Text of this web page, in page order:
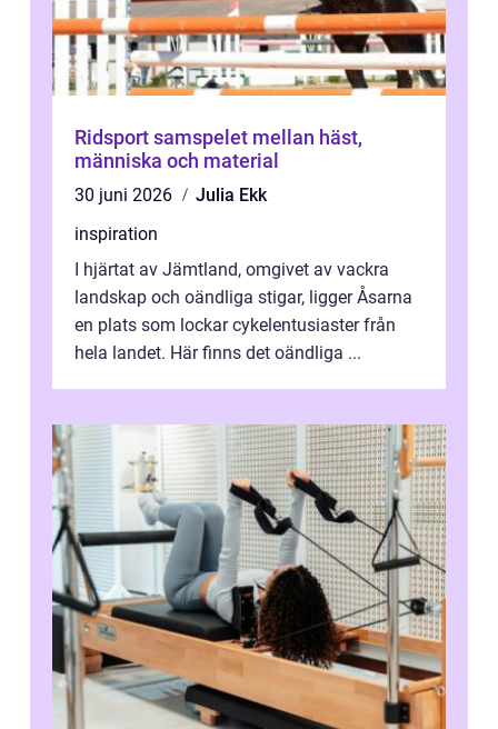
Ridsport samspelet mellan häst,
människa och material
30 juni 2026
Julia Ekk
inspiration
I hjärtat av Jämtland, omgivet av vackra
landskap och oändliga stigar, ligger Åsarna
en plats som lockar cykelentusiaster från
hela landet. Här finns det oändliga ...